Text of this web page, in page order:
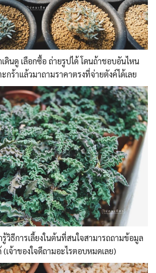
ดินดู เลือกซื้อ ถ่ายรูปได้ โดนถ้าชอบอันไหน
กร้าแล้วมาถามราคาตรงที่จ่ายตังค์ได้เลย
วิธีการเลี้ยงในต้นที่สนใจสามารถถามข้อมูล
(เจ้าของใจดีถามอะไรตอบหมดเลย)